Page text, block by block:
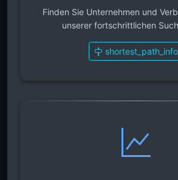
Finden Sie Unternehmen und
unserer fortschrittlichen
shortest_path_info